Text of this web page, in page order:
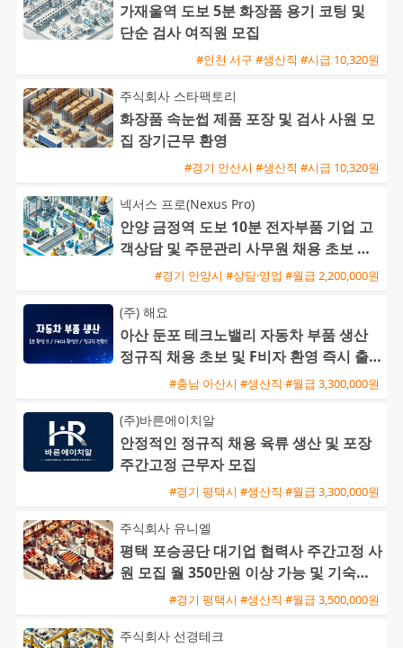
가재울역 도보 5분 화장품 용기 코팅 및
단순 검사 여직원 모집
#인천 서구 #생산직 #시급 10,320원
주식회사 스타팩토리
화장품 속눈썹 제품 포장 및 검사 사원 모
집 장기근무 환영
#경기 안산시 #생산직 #시급 10,320원
넥서스 프로(Nexus Pro)
안양 금정역 도보 10분 전자부품 기업 고
객상담 및 주문관리 사무원 채용 초보 가
#경기 안양시 #상담·영업 #월급 2,200,000원
(주) 해요
아산 둔포 테크노밸리 자동차 부품 생산
정규직 채용 초보 및 F비자 환영 즉시 출
#충남 아산시 #생산직 #월급 3,300,000원
(주)바른에이치알
안정적인 정규직 채용 육류 생산 및 포장
주간고정 근무자 모집
#경기 평택시 #생산직 #월급 3,300,000원
주식회사 유니엘
평택 포승공단 대기업 협력사 주간고정 사
원 모집 월 350만원 이상 가능 및 기숙사
#경기 평택시 #생산직 #월급 3,500,000원
주식회사 선경테크